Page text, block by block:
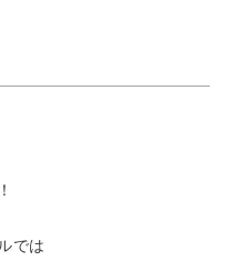
では